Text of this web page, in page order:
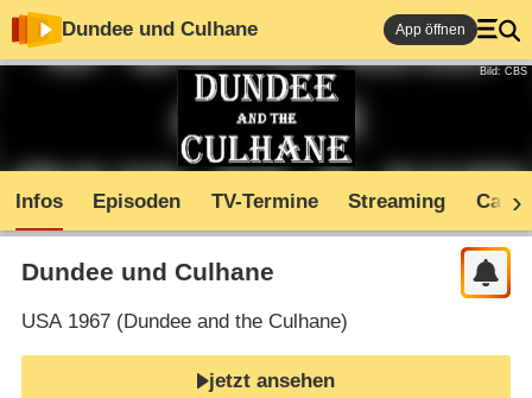
Dundee und Culhane App öffnen
Bild: CBS
Infos Episoden TV-Termine Streaming Cast
Dundee und Culhane
USA1967 (Dundee and the Culhane)
jetzt ansehen